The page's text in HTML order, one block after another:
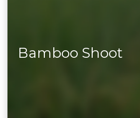
Bamboo Shoot